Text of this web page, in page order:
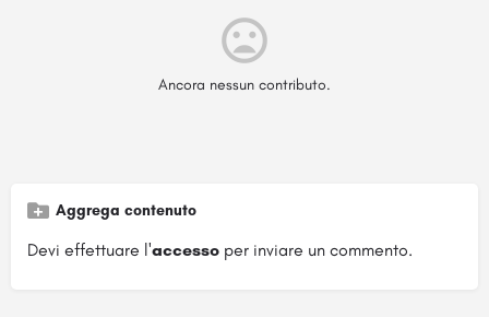
Ancora nessun contributo.
Aggrega contenuto
Devi effettuare l'accesso per inviare un commento.